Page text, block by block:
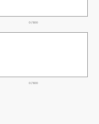
0 / 500
0 / 500